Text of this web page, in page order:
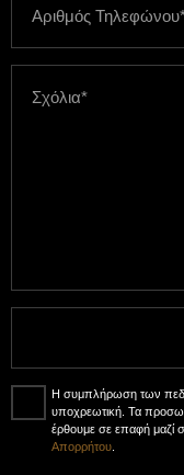
Η συμπλήρωση των
υποχρεωτική. Τα
έρθουμε σε επαφή μαζί
Απορρήτου